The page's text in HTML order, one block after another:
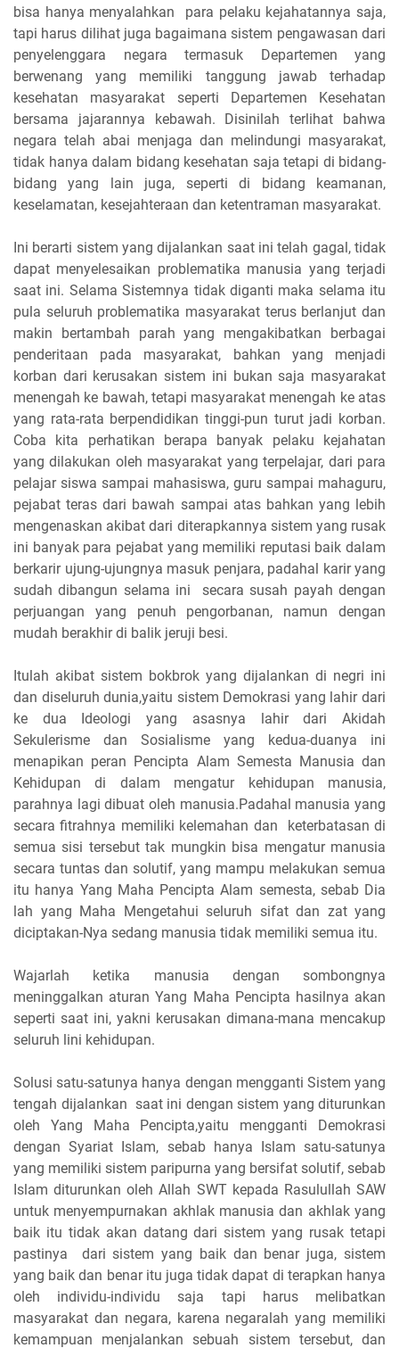
bisa hanya menyalahkan para pelaku kejahatannya saja,
tapi harus dilihat juga bagaimana sistem pengawasan dari
penyelenggara negara termasuk Departemen yang
berwenang yang memiliki tanggung jawab terhadap
kesehatan masyarakat seperti Departemen Kesehatan
bersama jajarannya kebawah. Disinilah terlihat bahwa
negara telah abai menjaga dan melindungi masyarakat,
tidak hanya dalam bidang kesehatan saja tetapi di bidang-
bidang yang lain juga, seperti di bidang keamanan,
keselamatan, kesejahteraan dan ketentraman masyarakat.
Ini berarti sistem yang dijalankan saat ini telah gagal, tidak
dapat menyelesaikan problematika manusia yang terjadi
saat ini. Selama Sistemnya tidak diganti maka selama itu
pula seluruh problematika masyarakat terus berlanjut dan
makin bertambah parah yang mengakibatkan berbagai
penderitaan pada masyarakat, bahkan yang menjadi
korban dari kerusakan sistem ini bukan saja masyarakat
menengah ke bawah, tetapi masyarakat menengah ke atas
yang rata-rata berpendidikan tinggi-pun turut jadi korban.
Coba kita perhatikan berapa banyak pelaku kejahatan
yang dilakukan oleh masyarakat yang terpelajar, dari para
pelajar siswa sampai mahasiswa, guru sampai mahaguru,
pejabat teras dari bawah sampai atas bahkan yang lebih
mengenaskan akibat dari diterapkannya sistem yang rusak
ini banyak para pejabat yang memiliki reputasi baik dalam
berkarir ujung-ujungnya masuk penjara, padahal karir yang
sudah dibangun selama ini secara susah payah dengan
perjuangan yang penuh pengorbanan, namun dengan
mudah berakhir di balik jeruji besi.
Itulah akibat sistem bokbrok yang dijalankan di negri ini
dan diseluruh dunia,yaitu sistem Demokrasi yang lahir dari
ke dua Ideologi yang asasnya lahir dari Akidah
Sekulerisme dan Sosialisme yang kedua-duanya ini
menapikan peran Pencipta Alam Semesta Manusia dan
Kehidupan di dalam mengatur kehidupan manusia,
parahnya lagi dibuat oleh manusia.Padahal manusia yang
secara fitrahnya memiliki kelemahan dan keterbatasan di
semua sisi tersebut tak mungkin bisa mengatur manusia
secara tuntas dan solutif, yang mampu melakukan semua
itu hanya Yang Maha Pencipta Alam semesta, sebab Dia
lah yang Maha Mengetahui seluruh sifat dan zat yang
diciptakan-Nya sedang manusia tidak memiliki semua itu.
Wajarlah ketika manusia dengan sombongnya
meninggalkan aturan Yang Maha Pencipta hasilnya akan
seperti saat ini, yakni kerusakan dimana-mana mencakup
seluruh lini kehidupan.
Solusi satu-satunya hanya dengan mengganti Sistem yang
tengah dijalankan saat ini dengan sistem yang diturunkan
oleh Yang Maha Pencipta,yaitu mengganti Demokrasi
dengan Syariat Islam, sebab hanya Islam satu-satunya
yang memiliki sistem paripurna yang bersifat solutif, sebab
Islam diturunkan oleh Allah SWT kepada Rasulullah SAW
untuk menyempurnakan akhlak manusia dan akhlak yang
baik itu tidak akan datang dari sistem yang rusak tetapi
pastinya dari sistem yang baik dan benar juga, sistem
yang baik dan benar itu juga tidak dapat di terapkan hanya
oleh individu-individu saja tapi harus melibatkan
masyarakat dan negara, karena negaralah yang memiliki
kemampuan menjalankan sebuah sistem tersebut, dan